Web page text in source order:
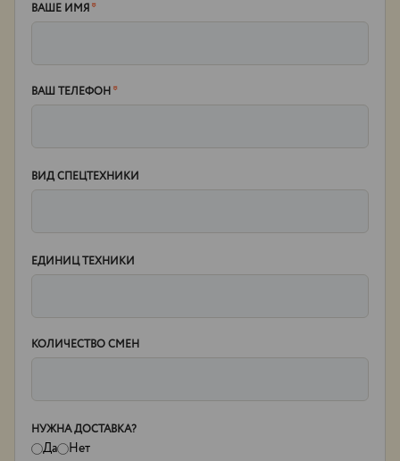
ВАШЕ ИМЯ*
ВАШ ТЕЛЕФОН*
ВИД СПЕЦТЕХНИКИ
ЕДИНИЦ ТЕХНИКИ
КОЛИЧЕСТВО СМЕН
НУЖНА ДОСТАВКА?
Да Нет